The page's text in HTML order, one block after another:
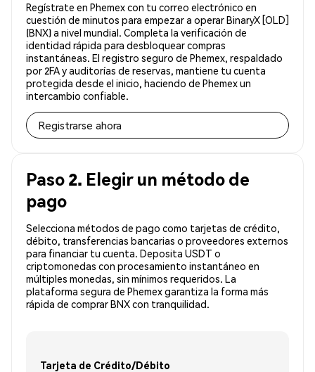
Regístrate en Phemex con tu correo electrónico en
cuestión de minutos para empezar a operar BinaryX [OLD]
(BNX) a nivel mundial. Completa la verificación de
identidad rápida para desbloquear compras
instantáneas. El registro seguro de Phemex, respaldado
por 2FA y auditorías de reservas, mantiene tu cuenta
protegida desde el inicio, haciendo de Phemex un
intercambio confiable.
Registrarse ahora
Paso 2. Elegir un método de
pago
Selecciona métodos de pago como tarjetas de crédito,
débito, transferencias bancarias o proveedores externos
para financiar tu cuenta. Deposita USDT o
criptomonedas con procesamiento instantáneo en
múltiples monedas, sin mínimos requeridos. La
plataforma segura de Phemex garantiza la forma más
rápida de comprar BNX con tranquilidad.
Tarjeta de Crédito/Débito